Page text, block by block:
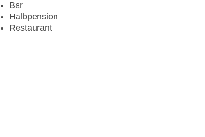
Bar
Halbpension
Restaurant